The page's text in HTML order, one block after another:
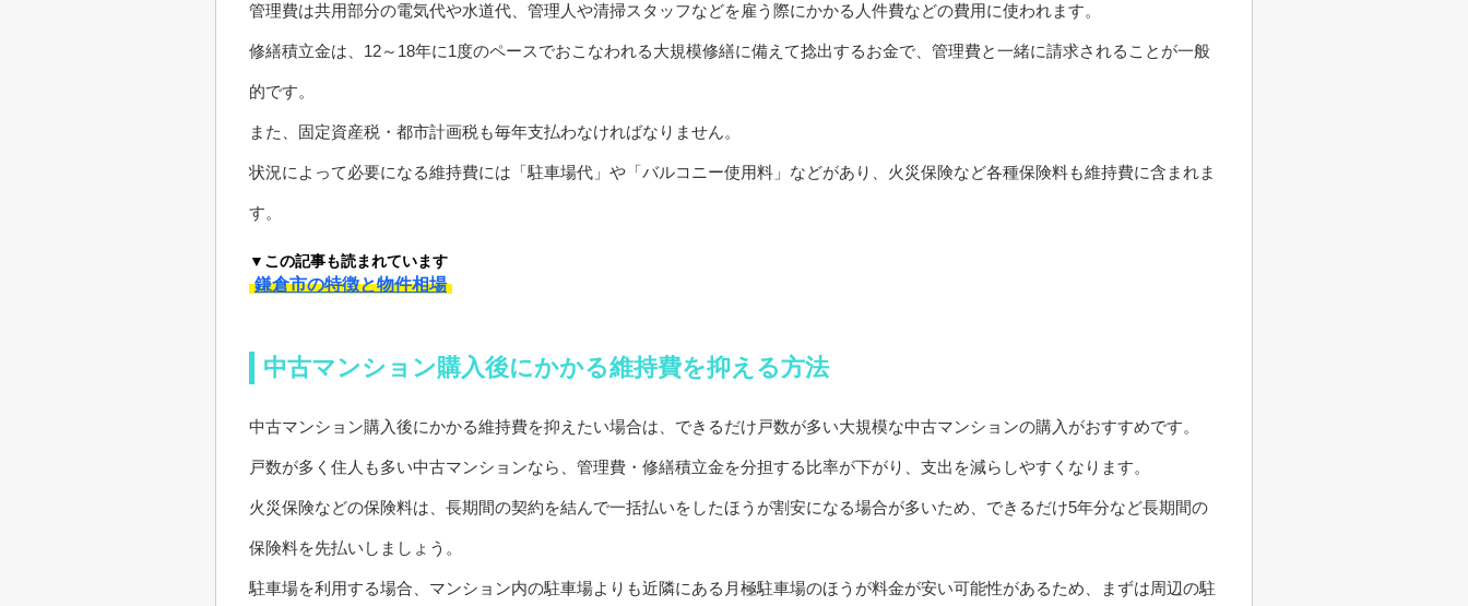
管理費は共用部分の電気代や水道代、管理人や清掃スタッフなどを雇う際にかかる人件費などの費用に使われます。
修繕積立金は、12～18年に1度のペースでおこなわれる大規模修繕に備えて捻出するお金で、管理費と一緒に請求されることが一般
的です。
また、固定資産税・都市計画税も毎年支払わなければなりません。
状況によって必要になる維持費には「駐車場代」や「バルコニー使用料」などがあり、火災保険など各種保険料も維持費に含まれま
す。
▼この記事も読まれています
鎌倉市の特徴と物件相場
中古マンション購入後にかかる維持費を抑える方法
中古マンション購入後にかかる維持費を抑えたい場合は、できるだけ戸数が多い大規模な中古マンションの購入がおすすめです。
戸数が多く住人も多い中古マンションなら、管理費・修繕積立金を分担する比率が下がり、支出を減らしやすくなります。
火災保険などの保険料は、長期間の契約を結んで一括払いをしたほうが割安になる場合が多いため、できるだけ5年分など長期間の
保険料を先払いしましょう。
駐車場を利用する場合、マンション内の駐車場よりも近隣にある月極駐車場のほうが料金が安い可能性があるため、まずは周辺の駐